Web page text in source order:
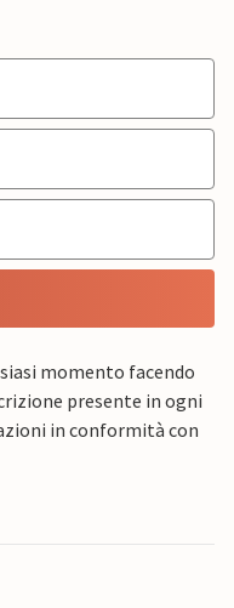
momento facendo
presente in ogni
in conformità con